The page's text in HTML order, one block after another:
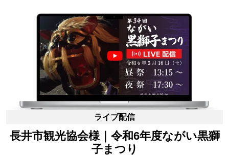
ライブ配信
長井市観光協会様｜令和6年度ながい黒獅
子まつり